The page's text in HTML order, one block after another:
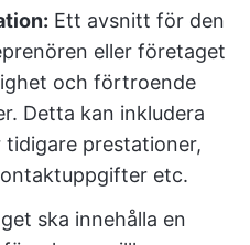
Ett avsnitt för den
eller företaget
och förtroende
Detta kan inkludera
prestationer,
etc.
ska innehålla en